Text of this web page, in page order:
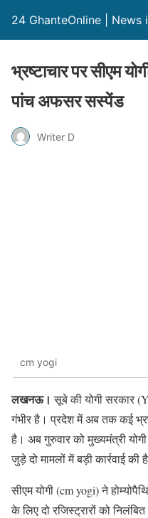
24 GhanteOnline | News
भ्रष्टाचार पर सीएम
पांच अफसर सस्पेंड
Writer D
cm yogi
लखनऊ। सूबे की योगी सरकार
गंभीर है। प्रदेश में अब तक कई
है। अब गुरुवार को मुख्यमंत्री
जुड़े दो मामलों में बड़ी कार्रवाई की
सीएम योगी (cm yogi) ने
के लिए दो रजिस्ट्रारों को